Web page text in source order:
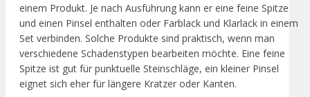
einem Produkt. Je nach Ausführung kann er eine feine Spitze
und einen Pinsel enthalten oder Farblack und Klarlack in einem
Set verbinden. Solche Produkte sind praktisch, wenn man
verschiedene Schadenstypen bearbeiten möchte. Eine feine
Spitze ist gut für punktuelle Steinschläge, ein kleiner Pinsel
eignet sich eher für längere Kratzer oder Kanten.